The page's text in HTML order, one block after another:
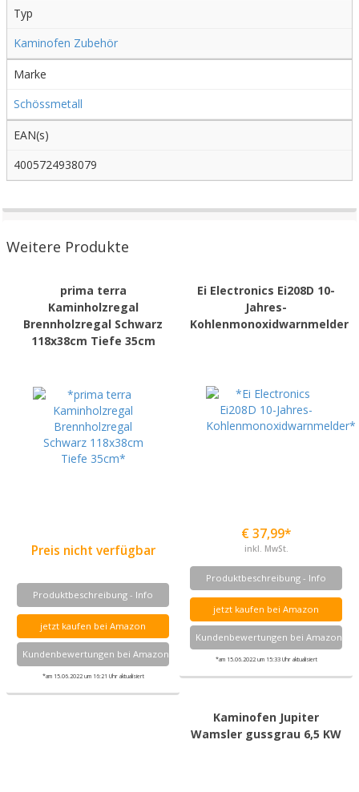
Typ
Kaminofen Zubehör
Marke
Schössmetall
EAN(s)
4005724938079
Weitere Produkte
prima terra
Kaminholzregal
Brennholzregal Schwarz
118x38cm Tiefe 35cm
Preis nicht verfügbar
Produktbeschreibung - Info
jetzt kaufen bei Amazon
Kundenbewertungen bei Amazon
*am 15.06.2022 um 16:21 Uhr aktualisiert
Ei Electronics Ei208D 10-
Jahres-
Kohlenmonoxidwarnmelder
€ 37,99*
inkl. MwSt.
Produktbeschreibung - Info
jetzt kaufen bei Amazon
Kundenbewertungen bei Amazon
*am 15.06.2022 um 15:33 Uhr aktualisiert
Kaminofen Jupiter
Wamsler gussgrau 6,5 KW